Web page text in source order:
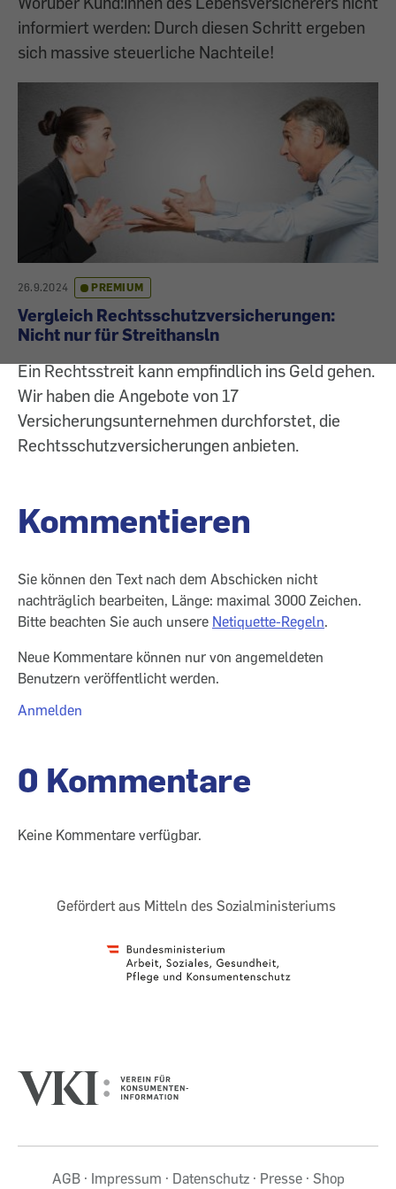
informiert werden: Durch diesen Schritt ergeben
sich massive steuerliche Nachteile!
26.9.2024 PREMIUM
Vergleich Rechtsschutzversicherungen:
Nicht nur für Streithansln
Ein Rechtsstreit kann empfindlich ins Geld gehen.
Wir haben die Angebote von 17
Versicherungsunternehmen durchforstet, die
Rechtsschutzversicherungen anbieten.
Kommentieren
Sie können den Text nach dem Abschicken nicht
nachträglich bearbeiten, Länge: maximal 3000 Zeichen.
Bitte beachten Sie auch unsere Netiquette-Regeln.
Neue Kommentare können nur von angemeldeten
Benutzern veröffentlicht werden.
Anmelden
0 Kommentare
Keine Kommentare verfügbar.
Gefördert aus Mitteln des Sozialministeriums
AGB Impressum Datenschutz Presse
Shop